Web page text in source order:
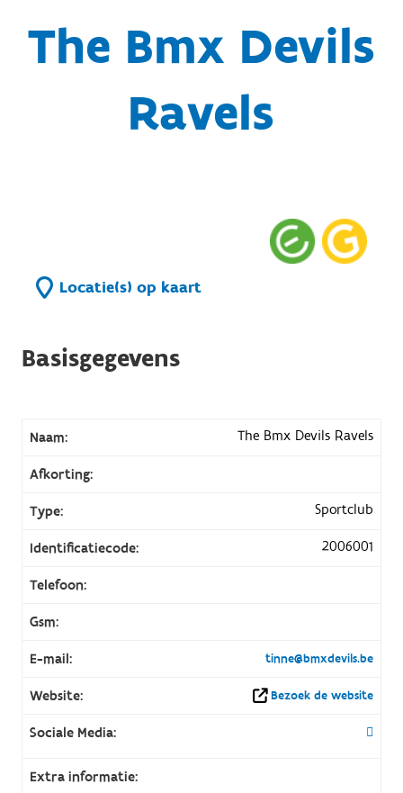
The Bmx Devils
Ravels
Locatie(s) op kaart
Basisgegevens
Naam: The Bmx Devils Ravels
Afkorting:
Type: Sportclub
Identificatiecode: 2006001
Telefoon:
Gsm:
E-mail: tinne@bmxdevils.be
Website: Bezoek de website
Sociale Media:
Extra informatie: